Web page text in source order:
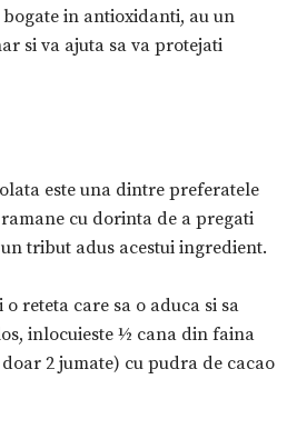
in antioxidanti, au un
si va ajuta sa va protejati
este una dintre preferatele
cu dorinta de a pregati
tribut adus acestui ingredient.
reteta care sa o aduca si sa
inlocuieste ½ cana din faina
2 jumate) cu pudra de cacao